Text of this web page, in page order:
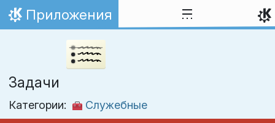
Перейти к содержимому
На главную
Приложения
Задачи
Категории: Служебные